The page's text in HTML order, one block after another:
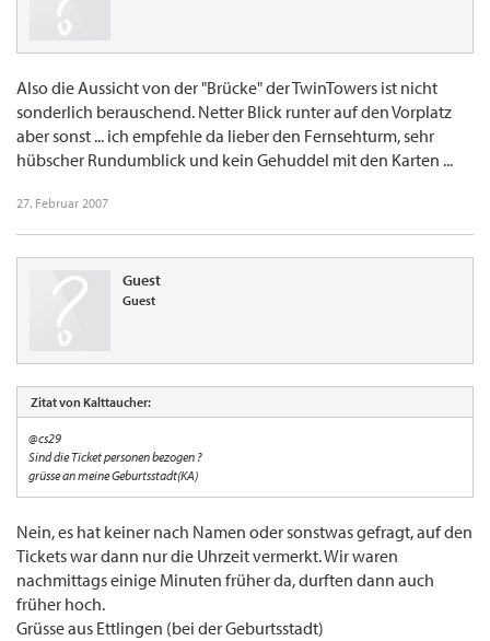
Also die Aussicht von der "Brücke" der TwinTowers ist nicht
sonderlich berauschend. Netter Blick runter auf den Vorplatz
aber sonst ... ich empfehle da lieber den Fernsehturm, sehr
hübscher Rundumblick und kein Gehuddel mit den Karten ...
27. Februar 2007
Guest
Guest
Zitat von Kalttaucher:
@cs29
Sind die Ticket personen bezogen ?
grüsse an meine Geburtsstadt(KA)
Nein, es hat keiner nach Namen oder sonstwas gefragt, auf den
Tickets war dann nur die Uhrzeit vermerkt. Wir waren
nachmittags einige Minuten früher da, durften dann auch
früher hoch.
Grüsse aus Ettlingen (bei der Geburtsstadt)